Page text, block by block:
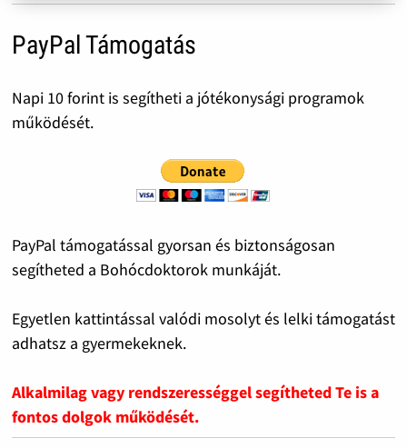
PayPal Támogatás
Napi 10 forint is segítheti a jótékonysági programok
működését.
PayPal támogatással gyorsan és biztonságosan
segítheted a Bohócdoktorok munkáját.
Egyetlen kattintással valódi mosolyt és lelki támogatást
adhatsz a gyermekeknek.
Alkalmilag vagy rendszerességgel segítheted Te is a
fontos dolgok működését.